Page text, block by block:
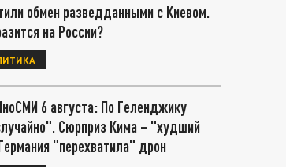
обмен разведданными с Киевом.
на России?
6 августа: По Геленджику
Сюрприз Кима – "худший
"перехватила" дрон